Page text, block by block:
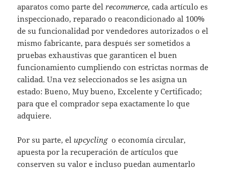
aparatos como parte delrecommerce, cada artículo es
inspeccionado, reparado o reacondicionado al 100%
de su funcionalidad por vendedores autorizados o el
mismo fabricante, para después ser sometidos a
pruebas exhaustivas que garanticen el buen
funcionamiento cumpliendo con estrictas normas de
calidad. Una vez seleccionados se les asigna un
estado: Bueno, Muy bueno, Excelente y Certificado;
para que el comprador sepa exactamente lo que
adquiere.
Por su parte, el upcyclingo economía circular,
apuesta por la recuperación de artículos que
conserven su valor e incluso puedan aumentarlo